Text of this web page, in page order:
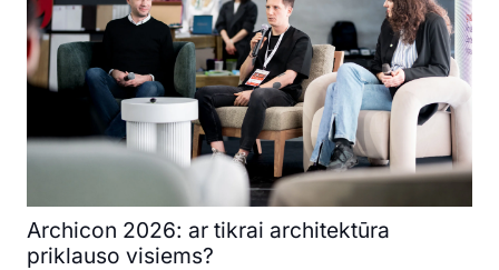
Archicon 2026: ar tikrai architektūra
priklauso visiems?